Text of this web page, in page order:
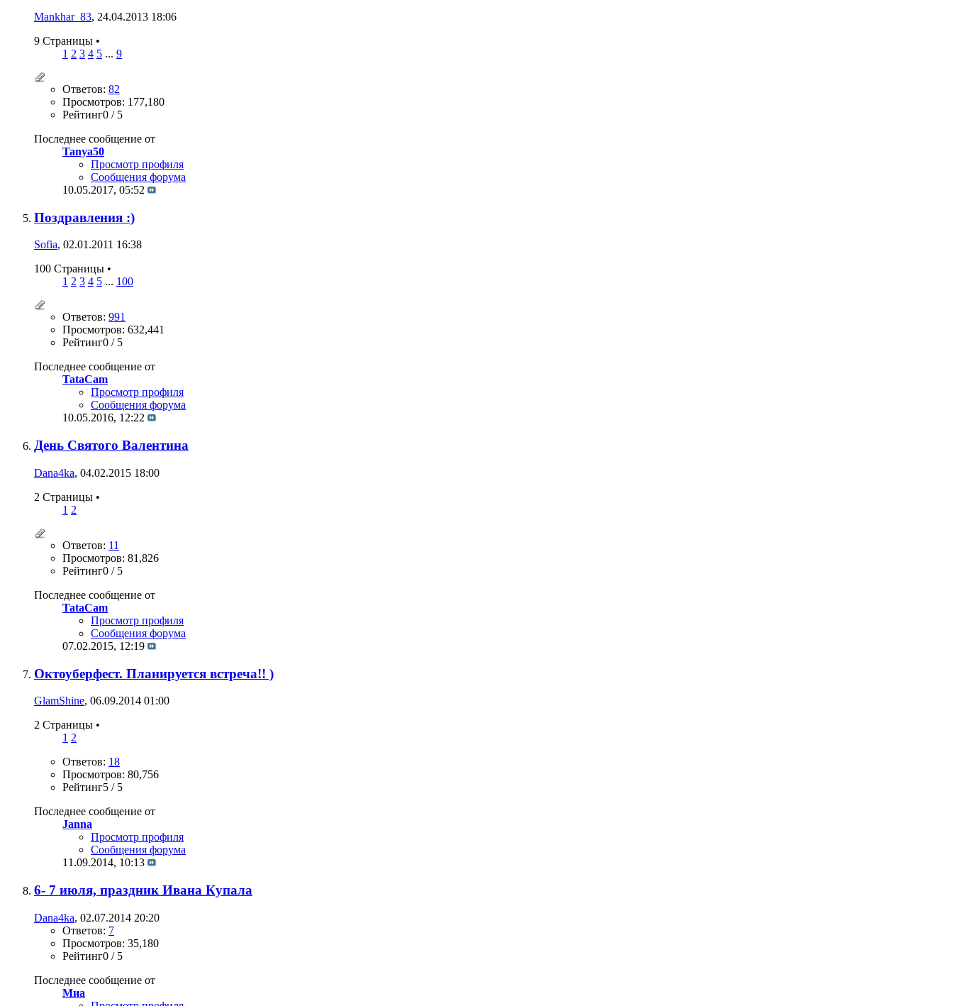
Mankhar_83, 24.04.2013 18:06
9 Страницы •
1 2 3 4 5 ... 9
Ответов: 82
Просмотров: 177,180
Рейтинг0 / 5
Последнее сообщение от
Tanya50
Просмотр профиля
Сообщения форума
10.05.2017, 05:52
Поздравления :)
Sofia, 02.01.2011 16:38
100 Страницы •
1 2 3 4 5 ... 100
Ответов: 991
Просмотров: 632,441
Рейтинг0 / 5
Последнее сообщение от
TataCam
Просмотр профиля
Сообщения форума
10.05.2016, 12:22
День Святого Валентина
Dana4ka, 04.02.2015 18:00
2 Страницы •
1 2
Ответов: 11
Просмотров: 81,826
Рейтинг0 / 5
Последнее сообщение от
TataCam
Просмотр профиля
Сообщения форума
07.02.2015, 12:19
Октоуберфест. Планируется встреча!! )
GlamShine, 06.09.2014 01:00
2 Страницы •
1 2
Ответов: 18
Просмотров: 80,756
Рейтинг5 / 5
Последнее сообщение от
Janna
Просмотр профиля
Сообщения форума
11.09.2014, 10:13
6- 7 июля, праздник Ивана Купала
Dana4ka, 02.07.2014 20:20
Ответов: 7
Просмотров: 35,180
Рейтинг0 / 5
Последнее сообщение от
Миа